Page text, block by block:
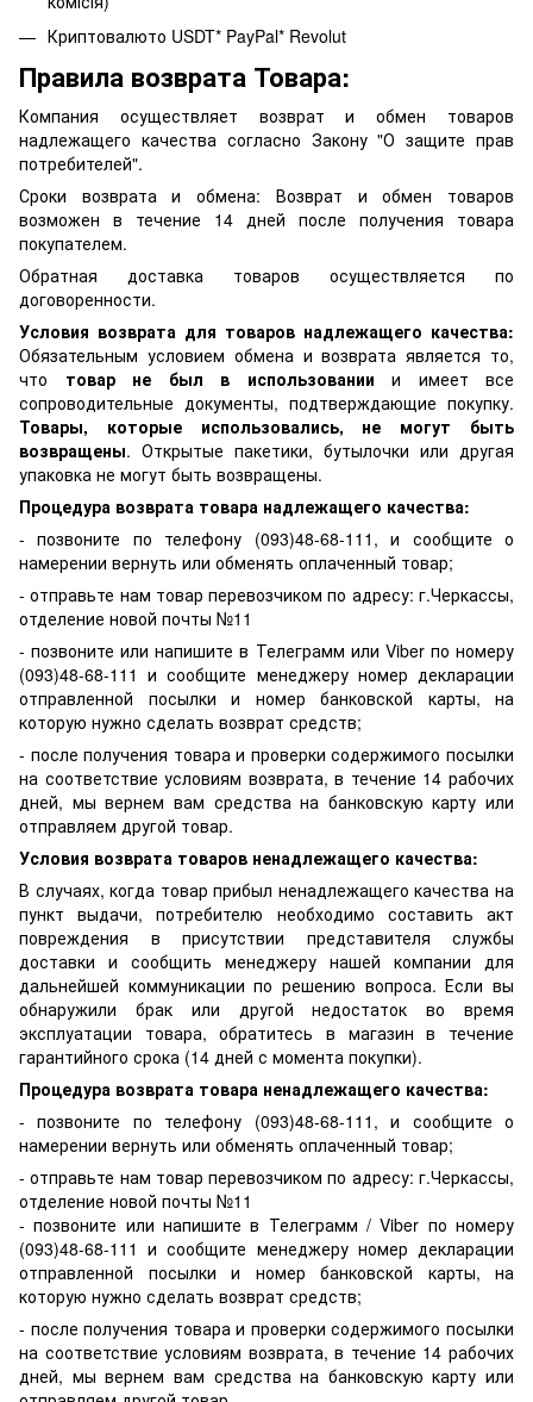
Криптовалюто USDT* PayPal* Revolut
Правила возврата Товара:
Компания осуществляет возврат и обмен товаров
надлежащего качества согласно Закону "О защите прав
потребителей".
Сроки возврата и обмена: Возврат и обмен товаров
возможен в течение 14 дней после получения товара
покупателем.
Обратная доставка товаров осуществляется по
договоренности.
Условия возврата для товаров надлежащего качества:
Обязательным условием обмена и возврата является то,
что товар не был в использовании и имеет все
сопроводительные документы, подтверждающие покупку.
Товары, которые использовались, не могут быть
возвращены. Открытые пакетики, бутылочки или другая
упаковка не могут быть возвращены.
Процедура возврата товара надлежащего качества:
- позвоните по телефону (093)48-68-111, и сообщите о
намерении вернуть или обменять оплаченный товар;
- отправьте нам товар перевозчиком по адресу: г.Черкассы,
отделение новой почты №11
- позвоните или напишите в Телеграмм или Viber по номеру
(093)48-68-111 и сообщите менеджеру номер декларации
отправленной посылки и номер банковской карты, на
которую нужно сделать возврат средств;
- после получения товара и проверки содержимого посылки
на соответствие условиям возврата, в течение 14 рабочих
дней, мы вернем вам средства на банковскую карту или
отправляем другой товар.
Условия возврата товаров ненадлежащего качества:
В случаях, когда товар прибыл ненадлежащего качества на
пункт выдачи, потребителю необходимо составить акт
повреждения в присутствии представителя службы
доставки и сообщить менеджеру нашей компании для
дальнейшей коммуникации по решению вопроса. Если вы
обнаружили брак или другой недостаток во время
эксплуатации товара, обратитесь в магазин в течение
гарантийного срока (14 дней с момента покупки).
Процедура возврата товара ненадлежащего качества:
- позвоните по телефону (093)48-68-111, и сообщите о
намерении вернуть или обменять оплаченный товар;
- отправьте нам товар перевозчиком по адресу: г.Черкассы,
отделение новой почты №11
- позвоните или напишите в Телеграмм / Viber по номеру
(093)48-68-111 и сообщите менеджеру номер декларации
отправленной посылки и номер банковской карты, на
которую нужно сделать возврат средств;
- после получения товара и проверки содержимого посылки
на соответствие условиям возврата, в течение 14 рабочих
дней, мы вернем вам средства на банковскую карту или